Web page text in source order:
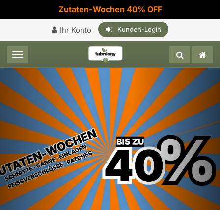
Zutaten-Wochen 40% OFF
Ihr Konto Kunden-Login
Toggle navigation